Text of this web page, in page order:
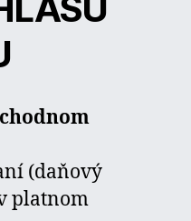
(daňový
platnom